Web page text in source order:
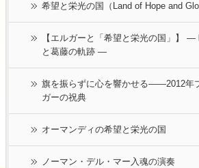
希望と栄光の国（Land of Hope and
【エルガーと「希望と栄光の国」】
と葛藤の軌跡 ―
旗を振らずに心を響かせる――2012年
ガーの祝典
オーマンディの希望と栄光の国
ノーマン・デル・マー入魂の演奏